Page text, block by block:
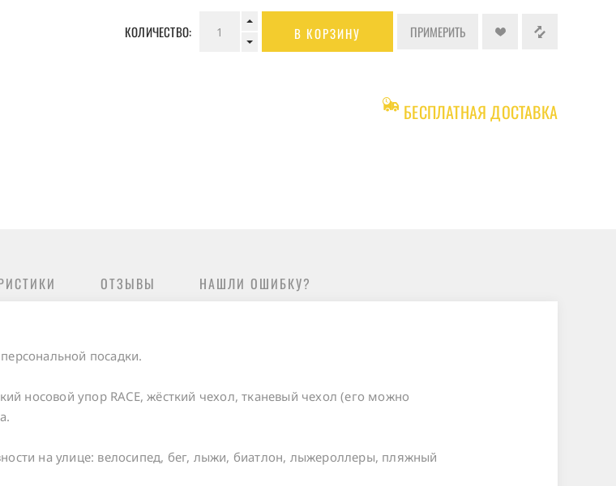
КОЛИЧЕСТВО: В КОРЗИНУ ПРИМЕРИТЬ
БЕСПЛАТНАЯ ДОСТАВКА
ОТЗЫВЫ НАШЛИ ОШИБКУ?
посадки.
носовой упор RACE, жёсткий чехол, тканевый чехол (его можно
на улице: велосипед, бег, лыжи, биатлон, лыжероллеры, пляжный